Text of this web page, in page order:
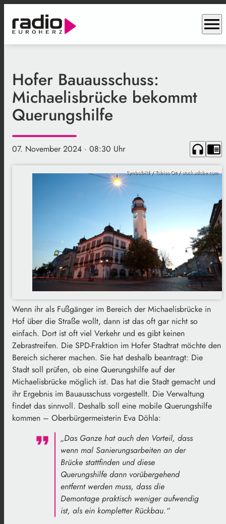
menu
Hofer Bauausschuss:
Michaelisbrücke bekommt
Querungshilfe
07. November 2024 · 08:30 Uhr headphones chrome_reader_mode
Symbolbild / Tobias Ott / stock.adobe.com
Wenn ihr als Fußgänger im Bereich der Michaelisbrücke in
Hof über die Straße wollt, dann ist das oft gar nicht so
einfach. Dort ist oft viel Verkehr und es gibt keinen
Zebrastreifen. Die SPD-Fraktion im Hofer Stadtrat möchte den
Bereich sicherer machen. Sie hat deshalb beantragt: Die
Stadt soll prüfen, ob eine Querungshilfe auf der
Michaelisbrücke möglich ist. Das hat die Stadt gemacht und
ihr Ergebnis im Bauausschuss vorgestellt. Die Verwaltung
findet das sinnvoll. Deshalb soll eine mobile Querungshilfe
kommen – Oberbürgermeisterin Eva Döhla:
„Das Ganze hat auch den Vorteil, dass
wenn mal Sanierungsarbeiten an der
Brücke stattfinden und diese
Querungshilfe dann vorübergehend
entfernt werden muss, dass die
Demontage praktisch weniger aufwendig
ist, als ein kompletter Rückbau.“